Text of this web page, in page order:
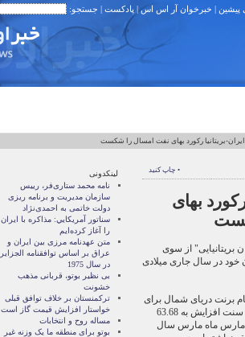
پیشین | خبرخوان آر اس اس| پادکست | جستجو:
بریتانیا رکورد بهای نفت امسال را شکست
• چاپ کنید
بهای
بریتانیایی" از سوی
خود در سال جاری میلادی
برنت دریای شمال برای
تحویل در ماه مه، با یک دلار هفده سنت افزایش به 63.68
مارس ماه مارس سال
لینکدونی
نامه محمد ستاری‌فر، رییس
سازمان مدیریت و برنامه ریزی
دولت خاتمی به احمدی‌نژاد
سناتور آمريکايي: مذاکره با ايران
را آغاز کرده‌ايم
متن عهدنامه مرزى بين ايران و
عراق بر اساس توافقنامه الجزاير
در سال 1975
بی نظیر بوتو، قربانی مذهب
خشونت
ترکمنستان بر خلاف توافق قبلی
خواستار افزایش قیمت گاز است
مساله روح و انتخابات
بوتو برای منطقه ما یک وزنه غیر